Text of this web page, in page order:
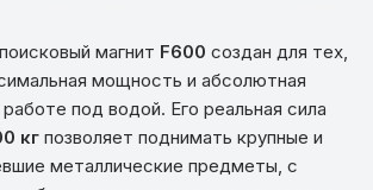
магнит F600 создан для тех,
мощность и абсолютная
под водой. Его реальная сила
кг позволяет поднимать крупные и
металлические предметы, с